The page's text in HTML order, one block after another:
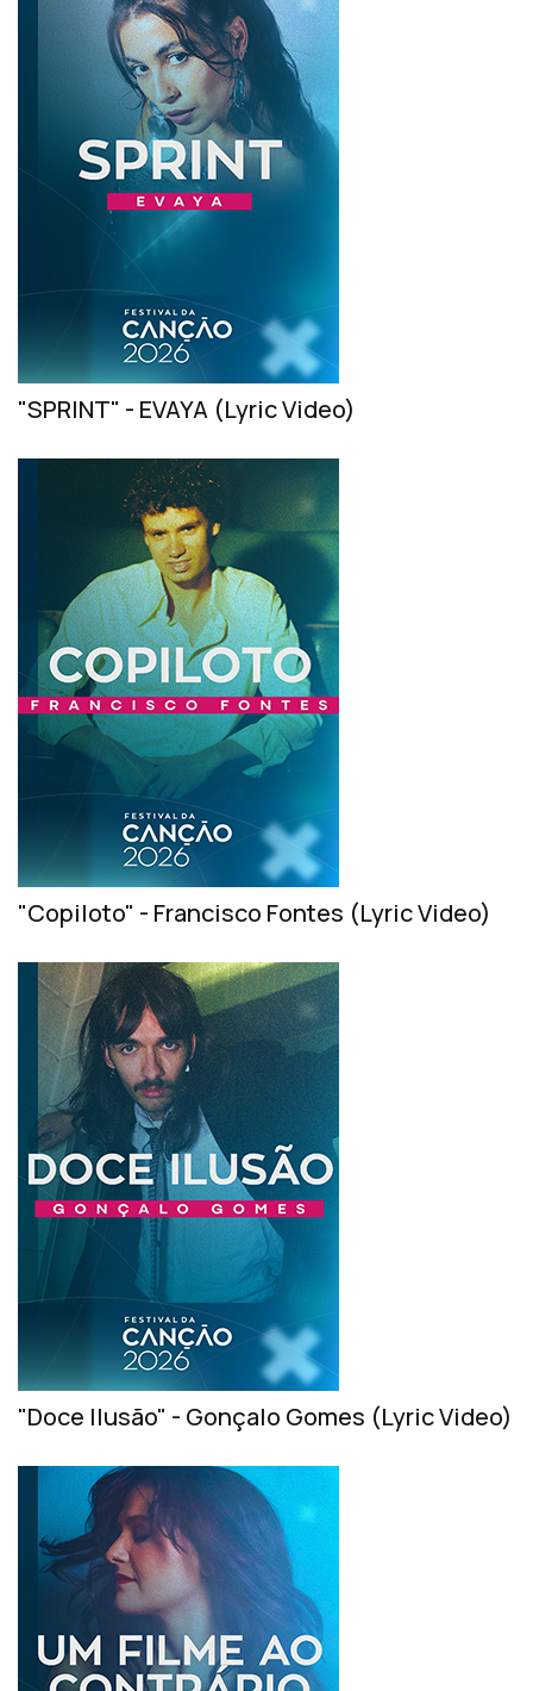
"SPRINT" - EVAYA (Lyric Video)
"Copiloto" - Francisco Fontes (Lyric Video)
"Doce Ilusão" - Gonçalo Gomes (Lyric Video)